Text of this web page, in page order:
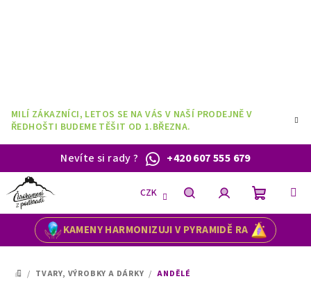
MILÍ ZÁKAZNÍCI, LETOS SE NA VÁS V NAŠÍ PRODEJNĚ V
ŘEDHOŠTI BUDEME TĚŠIT OD 1.BŘEZNA.
Nevíte si rady? +420 607 555 679
KAMENY HARMONIZUJI V PYRAMIDĚ RA
CZK
HledatPřihlášeníNákupní
DOMŮ
/ TVARY, VÝROBKY A DÁRKY / ANDĚLÉ